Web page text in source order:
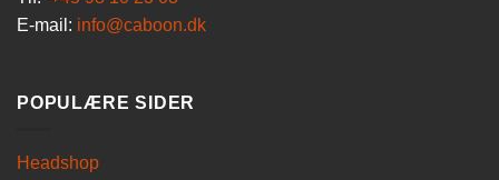
E-mail: info@caboon.dk
POPULÆRE SIDER
Headshop